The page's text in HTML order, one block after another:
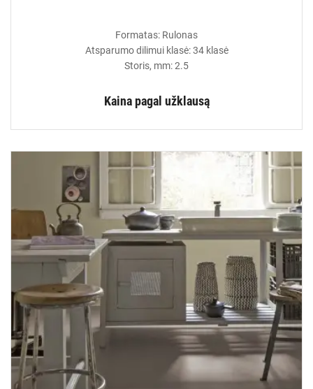
Formatas: Rulonas
Atsparumo dilimui klasė: 34 klasė
Storis, mm: 2.5
Kaina pagal užklausą